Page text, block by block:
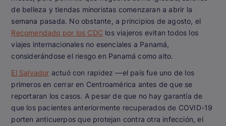
de belleza y tiendas minoristas comenzaran a abrir la
semana pasada. No obstante, a principios de agosto, el
Recomendado por los CDC los viajeros evitan todos los
viajes internacionales no esenciales a Panamá,
considerándose el riesgo en Panamá como alto.
El Salvador actuó con rapidez —el país fue uno de los
primeros en cerrar en Centroamérica antes de que se
reportaran los casos. A pesar de que no hay garantía de
que los pacientes anteriormente recuperados de COVID-19
porten anticuerpos que protejan contra otra infección, el